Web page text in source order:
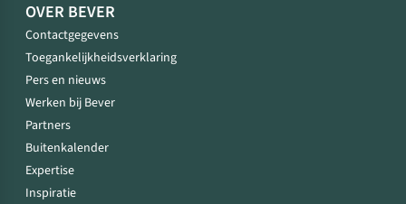
OVER BEVER
Contactgegevens
Toegankelijkheidsverklaring
Pers en nieuws
Werken bij Bever
Partners
Buitenkalender
Expertise
Inspiratie